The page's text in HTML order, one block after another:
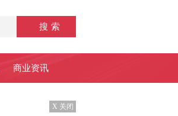
商业资讯
X 关闭